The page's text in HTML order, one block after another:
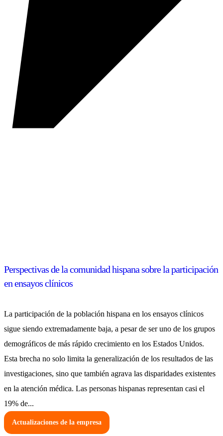
Perspectivas de la comunidad hispana sobre la participación
en ensayos clínicos
La participación de la población hispana en los ensayos clínicos
sigue siendo extremadamente baja, a pesar de ser uno de los grupos
demográficos de más rápido crecimiento en los Estados Unidos.
Esta brecha no solo limita la generalización de los resultados de las
investigaciones, sino que también agrava las disparidades existentes
en la atención médica. Las personas hispanas representan casi el
19% de...
Actualizaciones de la empresa